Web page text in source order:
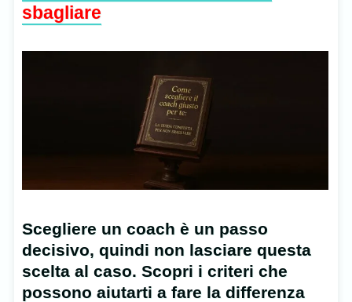
sbagliare
Scegliere un coach è un passo
decisivo, quindi non lasciare questa
scelta al caso. Scopri i criteri che
possono aiutarti a fare la differenza